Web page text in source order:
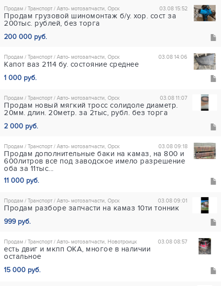
03.08 15:52
Продам / Транспорт / Авто- мотозапчасти, Орск
Продам грузовой шиномонтаж б/у. хор. сост за
200тыс. рублей, без торга
200 000 руб.
03.08 14:06
Продам / Транспорт / Авто- мотозапчасти, Орск
Капот ваз 2114 бу. состояние среднее
1 000 руб.
03.08 11:07
Продам / Транспорт / Авто- мотозапчасти, Орск
Продам новый мягкий тросс солидоле диаметр.
20мм. длин. 20метр. за 2тыс, рубл. без торга
2 000 руб.
03.08 09:18
Продам / Транспорт / Авто- мотозапчасти, Орск
Продам дополнительные баки на камаз, на 800 и
600литров всё под заводское имело разрешение
оба за 11тыс...
11 000 руб.
03.08 09:01
Продам / Транспорт / Авто- мотозапчасти, Орск
Продам разборе запчасти на камаз 10ти тонник
999 руб.
03.08 08:57
Продам / Транспорт / Авто- мотозапчасти, Новотроицк
есть двиг и мкпп ОКА, многое в наличии
остальное
15 000 руб.